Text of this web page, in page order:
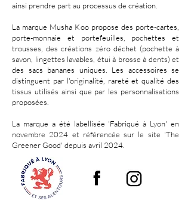
ainsi prendre part au processus de création.
La marque Musha Koo propose des porte-cartes,
porte-monnaie et portefeuilles, pochettes et
trousses, des créations zéro déchet (pochette à
savon, lingettes lavables, étui à brosse à dents) et
des sacs bananes uniques. Les accessoires se
distinguent par l'originalité, rareté et qualité des
tissus utilisés ainsi que par les personnalisations
proposées.
La marque a été labellisée 'Fabriqué à Lyon' en
novembre 2024 et référencée sur le site 'The
Greener Good' depuis avril 2024.